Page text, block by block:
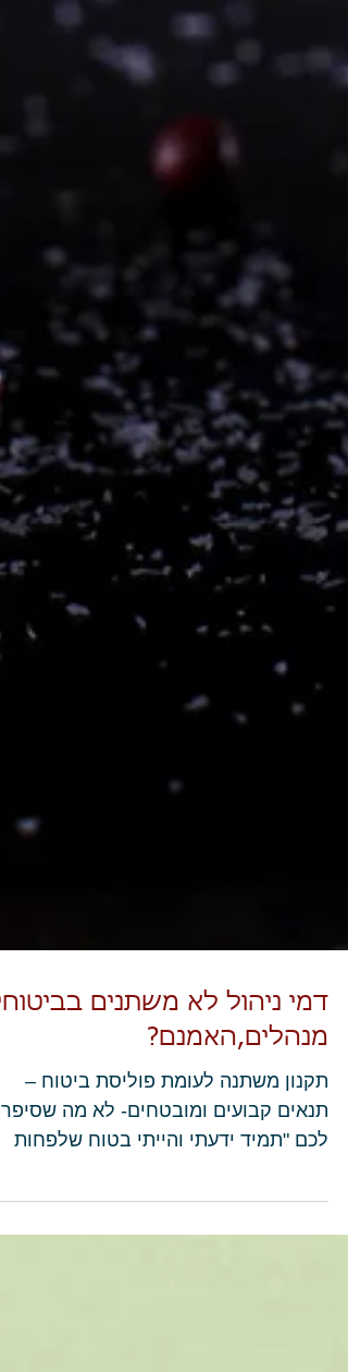
דמי ניהול לא משתנים
מנהלים,האמנם?
תקנון משתנה לעומת פוליסת ביטוח –
תנאים קבועים ומובטחים- לא מה
בביטוחי מנהלים מה שמבטיחים זה מה...